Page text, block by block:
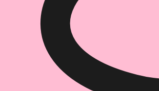
הוספה